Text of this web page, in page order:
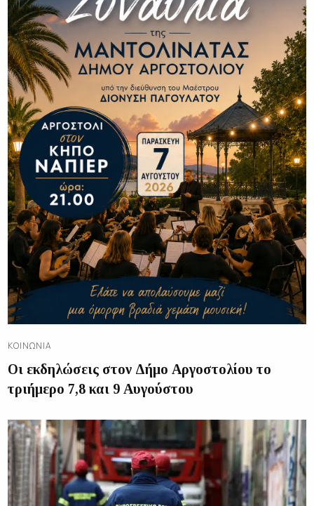
ΚΟΙΝΩΝΊΑ
Οι εκδηλώσεις στον Δήμο Αργοστολίου το
τριήμερο 7,8 και 9 Αυγούστου